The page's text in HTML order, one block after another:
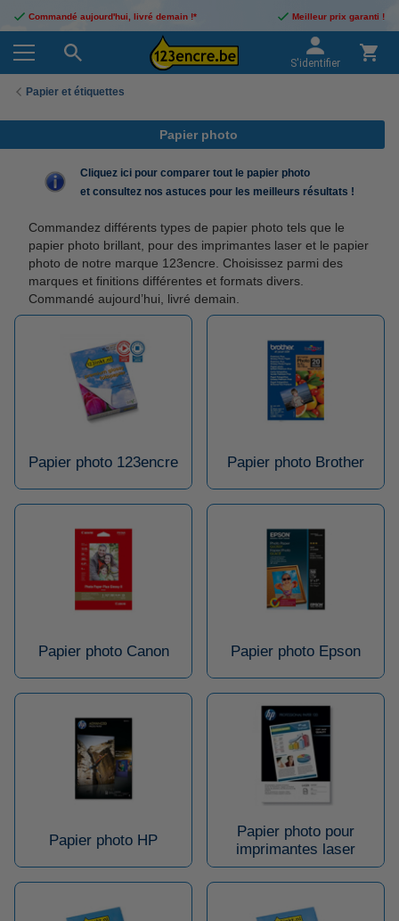
Commandé aujourd'hui, livré demain !* Meilleur prix garanti !
S'identifier
Papier et étiquettes
Papier photo
Cliquez ici pour comparer tout le papier photo
et consultez nos astuces pour les meilleurs résultats !
Commandez différents types de papier photo tels que le
papier photo brillant, pour des imprimantes laser et le papier
photo de notre marque 123encre. Choisissez parmi des
marques et finitions différentes et formats divers.
Commandé aujourd’hui, livré demain.
Papier photo 123encre Papier photo Brother
Papier photo Canon Papier photo Epson
Papier photo HP
Papier photo pour
imprimantes laser